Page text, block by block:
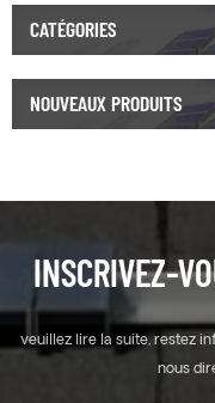
CATÉGORIES
NOUVEAUX PRODUITS
INSCRIVEZ-
veuillez lire la suite, restez
nous